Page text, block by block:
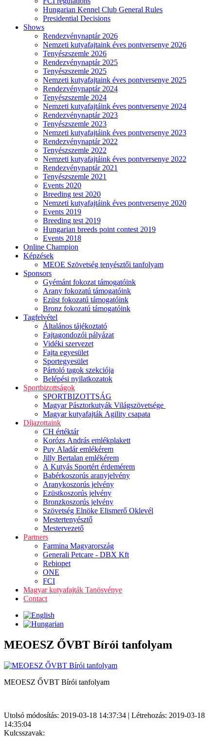
Hungarian Kennel Club General Rules
Presidential Decisions
Shows
Rendezvénynaptár 2026
Nemzeti kutyafajtaink éves pontversenye 2026
Tenyészszemle 2026
Rendezvénynaptár 2025
Tenyészszemle 2025
Nemzeti kutyafajtaink éves pontversenye 2025
Rendezvénynaptár 2024
Tenyészszemle 2024
Nemzeti kutyafajtáink éves pontversenye 2024
Rendezvénynaptár 2023
Tenyészszemle 2023
Nemzeti kutyafajtáink éves pontversenye 2023
Rendezvénynaptár 2022
Tenyészszemle 2022
Nemzeti kutyafajtáink éves pontversenye 2022
Rendezvénynaptár 2021
Tenyészszemle 2021
Events 2020
Breeding test 2020
Nemzeti kutyafajtáink éves pontversenye 2020
Events 2019
Breeding test 2019
Hungarian breeds point contest 2019
Events 2018
Online Champion
Képzések
MEOE Szövetség tenyésztői tanfolyam
Sponsors
Gyémánt fokozat támogatóink
Arany fokozatú támogatóink
Ezüst fokozatú támogatóink
Bronz fokozatú támogatóink
Tagfelvétel
Általános tájékoztató
Fajtagondozói pályázat
Vidéki szervezet
Fajta egyesület
Sportegyesület
Pártoló tagok szekciója
Belépési nyilatkozatok
Sportbizottságok
SPORTBIZOTTSÁG
Magyar Pásztorkutyák Világszövetsége
Magyar kutyafajták Agility csapata
Díjazottaink
CH értéktár
Korózs András emlékplakett
Puy Aladár emlékérem
Jilly Bertalan emlékérem
A Kutyás Sportért érdemérem
Babérkoszorús aranyjelvény
Aranykoszorús jelvény
Ezüstkoszorús jelvény
Bronzkoszorús jelvény
Szövetség Elnöke Elismerő Oklevél
Mestertenyésztő
Mestervezető
Partners
Farmina Magyarország
Generali Petcare - DBX Kft
Rebiopet
ONE
FCI
Magyar kutyafajták Tanösvénye
Contact
MEOESZ ŐVBT Bírói tanfolyam
MEOESZ ŐVBT Bírói tanfolyam
Utolsó módosítás: 2019-03-18 14:37:34 | Létrehozás: 2019-03-18
14:35:04
Kulcsszavak: